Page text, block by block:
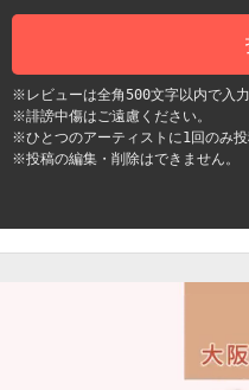
※レビューは全角500文字以内で入力
※誹謗中傷はご遠慮ください。
※ひとつのアーティストに1回のみ投
※投稿の編集・削除はできません。